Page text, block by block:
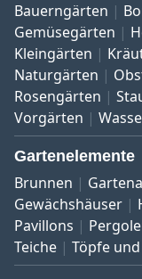
Bauerngärten
Gemüsegärten
Kleingärten
Naturgärten
Rosengärten
Vorgärten
Gartenelemente
Brunnen
Gewächshäuser
Pavillons
Teiche
Töpfe